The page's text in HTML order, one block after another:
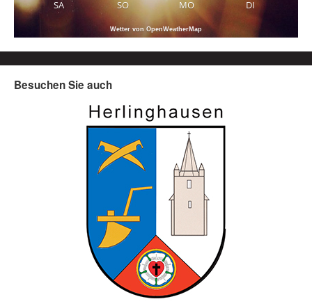
SA SO MO DI
Wetter von OpenWeatherMap
Besuchen Sie auch